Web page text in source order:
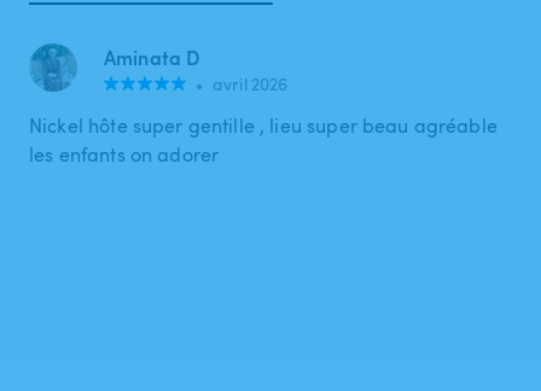
Aminata D
• avril 2026
Nickel hôte super gentille , lieu super beau agréable
les enfants on adorer